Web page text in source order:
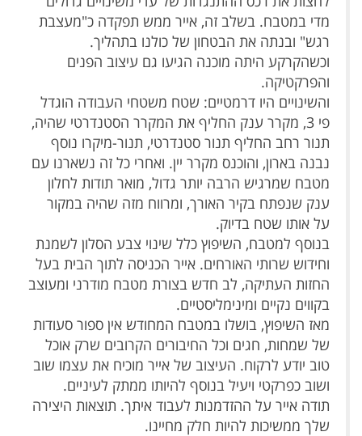
מדי במטבח. בשלב זה, אייר ממש תפקדה כ"מעצבת
רגש" ובנתה את הבטחון של כולנו בתהליך.
וכשהקרקע היתה מוכנה הגיעו גם עיצוב הפנים
והפרקטיקה.
והשינויים היו דרמטיים: שטח משטחי העבודה הוגדל
פי 3, מקרר ענק החליף את המקרר הסטנדרטי שהיה,
תנור רחב החליף תנור סטנדרטי, תנור-מיקרו נוסף
נבנה בארון, והוכנס מקרר יין. ואחרי כל זה נשארנו עם
מטבח שמרגיש הרבה יותר גדול, מואר תודות לחלון
ענק שנפתח בקיר האורך, ומרווח מזה שהיה במקור
על אותו שטח בדיוק.
בנוסף למטבח, השיפוץ כלל שינוי צבע הסלון לשמנת
וחידוש שרותי האורחים. אייר הכניסה לתוך הבית בעל
החזות העתיקה, לב חדש בצורת מטבח מודרני ומעוצב
בקווים נקיים ומינימליסטיים.
מאז השיפוץ, בושלו במטבח המחודש אין ספור סעודות
של שמחות, חגים וכל החיבורים הקרובים שרק אוכל
טוב יודע לרקוח. העיצוב של אייר מוכיח את עצמו שוב
ושוב כפרקטי ויעיל בנוסף להיותו ממתק לעיניים.
תודה אייר על ההזדמנות לעבוד איתך. תוצאות היצירה
שלך ממשיכות להיות חלק מחיינו.